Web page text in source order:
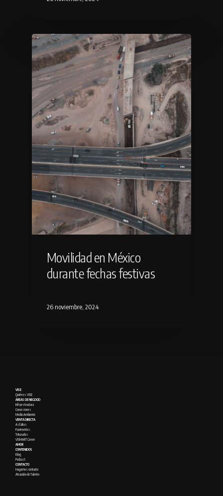
Movilidad en México
durante fechas festivas
26 noviembre, 2024
VISE
Quién es VISE
ÁREAS DE NEGOCIO
Infraestructura
Concesiones
Medio Ambiente
VENTA DIRECTA
Asfaltos
Pavimentos
Triturados
VISMART Green
AMOR
CONTENIDOS
Blog
Podcast
CONTACTO
Hagamos contacto
Atracción de Talento